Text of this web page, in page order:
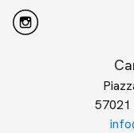
57021